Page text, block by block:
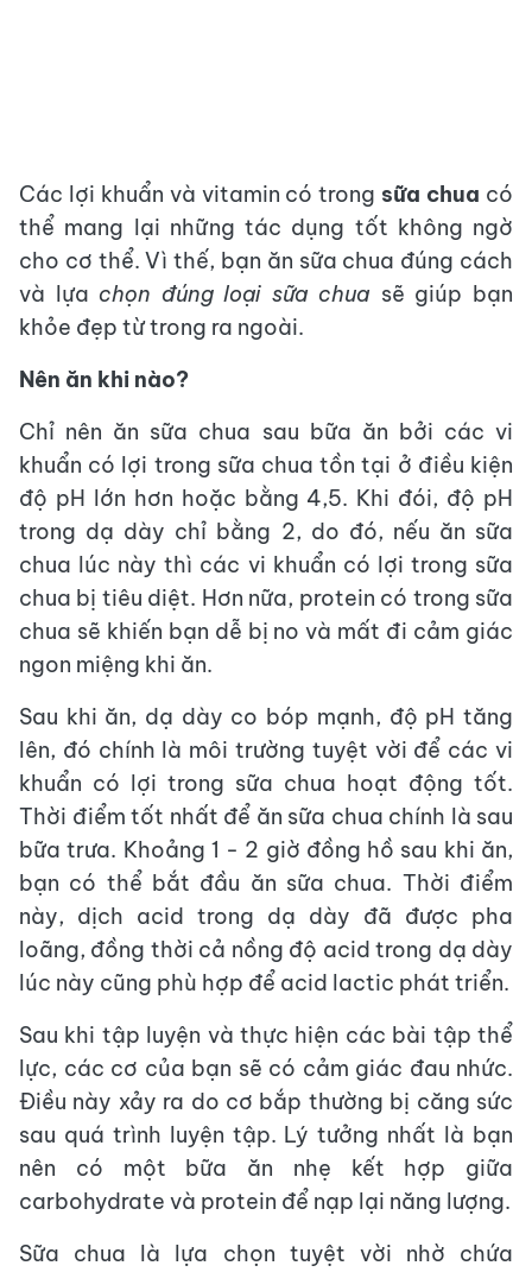
Các lợi khuẩn và vitamin có trong sữa chua có
thể mang lại những tác dụng tốt không ngờ
cho cơ thể. Vì thế, bạn ăn sữa chua đúng cách
và lựa chọn đúng loại sữa chua sẽ giúp bạn
khỏe đẹp từ trong ra ngoài.
Nên ăn khi nào?
Chỉ nên ăn sữa chua sau bữa ăn bởi các vi
khuẩn có lợi trong sữa chua tồn tại ở điều kiện
độ pH lớn hơn hoặc bằng 4,5. Khi đói, độ pH
trong dạ dày chỉ bằng 2, do đó, nếu ăn sữa
chua lúc này thì các vi khuẩn có lợi trong sữa
chua bị tiêu diệt. Hơn nữa, protein có trong sữa
chua sẽ khiến bạn dễ bị no và mất đi cảm giác
ngon miệng khi ăn.
Sau khi ăn, dạ dày co bóp mạnh, độ pH tăng
lên, đó chính là môi trường tuyệt vời để các vi
khuẩn có lợi trong sữa chua hoạt động tốt.
Thời điểm tốt nhất để ăn sữa chua chính là sau
bữa trưa. Khoảng 1 - 2 giờ đồng hồ sau khi ăn,
bạn có thể bắt đầu ăn sữa chua. Thời điểm
này, dịch acid trong dạ dày đã được pha
loãng, đồng thời cả nồng độ acid trong dạ dày
lúc này cũng phù hợp để acid lactic phát triển.
Sau khi tập luyện và thực hiện các bài tập thể
lực, các cơ của bạn sẽ có cảm giác đau nhức.
Điều này xảy ra do cơ bắp thường bị căng sức
sau quá trình luyện tập. Lý tưởng nhất là bạn
nên có một bữa ăn nhẹ kết hợp giữa
carbohydrate và protein để nạp lại năng lượng.
Sữa chua là lựa chọn tuyệt vời nhờ chứa